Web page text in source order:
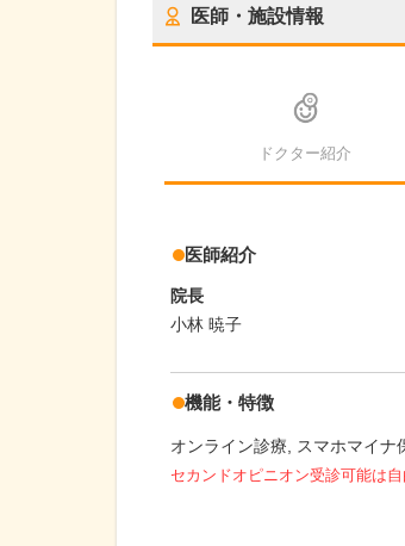
医師・施設情報
ドクター紹介
医師紹介
院長
小林 暁子
機能・特徴
オンライン診療 スマホマイナ
セカンドオピニオン受診可能は